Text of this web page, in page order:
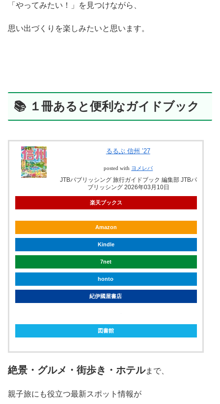
「やってみたい！」を見つけながら、
思い出づくりを楽しみたいと思います。
📚 １冊あると便利なガイドブック
るるぶ 信州 ’27
posted with ヨメレバ
JTBパブリッシング 旅行ガイドブック 編集部 JTBパ
ブリッシング 2026年03月10日
楽天ブックス
Amazon
Kindle
7net
honto
紀伊國屋書店
図書館
絶景・グルメ・街歩き・ホテルまで、
親子旅にも役立つ最新スポット情報が